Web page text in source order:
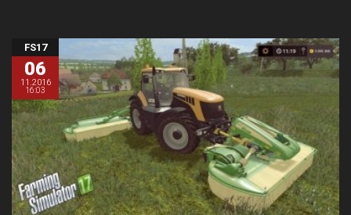
FS17
06
11.2016
16:03